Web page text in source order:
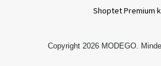
Shoptet Premium
Copyright 2026 MODEGO.